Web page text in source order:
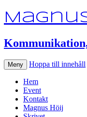
Meny Hoppa till innehåll
Hem
Event
Kontakt
Magnus Höij